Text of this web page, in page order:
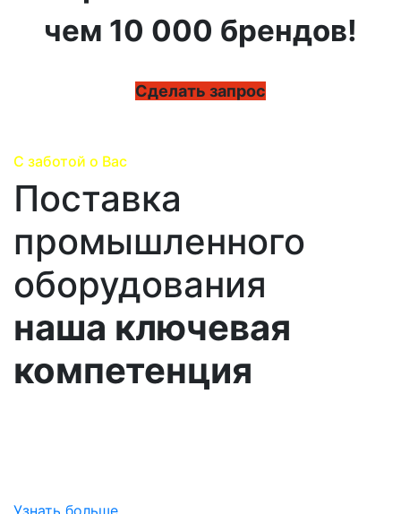
чем 10 000 брендов!
Сделать запрос
С заботой о Вас
Поставка
промышленного
оборудования
наша ключевая
компетенция